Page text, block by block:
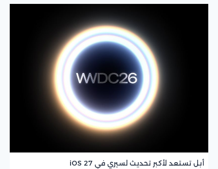
أبل تستعد لأكبر تحديث لسيري في iOS 27